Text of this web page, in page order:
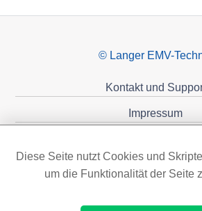
© Langer EMV-
Kontakt und
Impressum
Diese Seite nutzt Cookies und
um die Funktionalität der Seite